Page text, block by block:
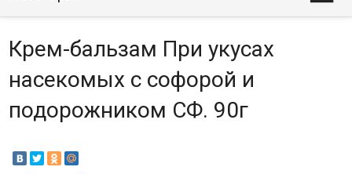
Крем-бальзам При укусах
насекомых с софорой и
подорожником СФ. 90г